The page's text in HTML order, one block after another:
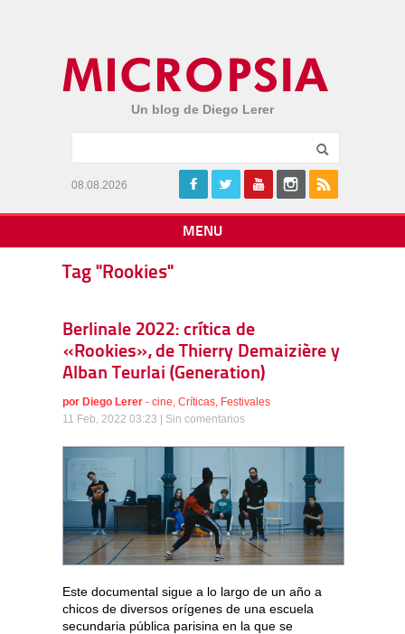
Un blog de Diego Lerer
08.08.2026
MENU
Tag "Rookies"
Berlinale 2022: crítica de
«Rookies», de Thierry Demaizière y
Alban Teurlai (Generation)
por Diego Lerer - cine, Críticas, Festivales
11 Feb, 2022 03:23 | Sin comentarios
Este documental sigue a lo largo de un año a
chicos de diversos orígenes de una escuela
secundaria pública parisina en la que se